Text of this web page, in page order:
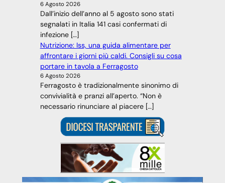
6 Agosto 2026
Dall’inizio dell’anno al 5 agosto sono stati
segnalati in Italia 141 casi confermati di
infezione […]
Nutrizione: Iss, una guida alimentare per
affrontare i giorni più caldi. Consigli su cosa
portare in tavola a Ferragosto
6 Agosto 2026
Ferragosto è tradizionalmente sinonimo di
convivialità e pranzi all’aperto. “Non è
necessario rinunciare al piacere […]